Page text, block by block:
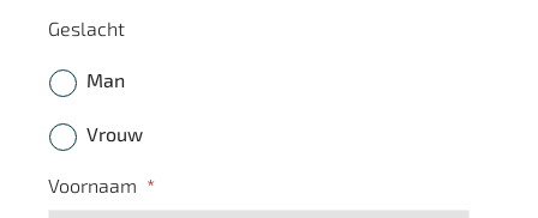
Geslacht
Man
Vrouw
Voornaam *